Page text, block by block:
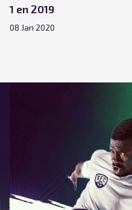
1 en 2019
08 Jan 2020